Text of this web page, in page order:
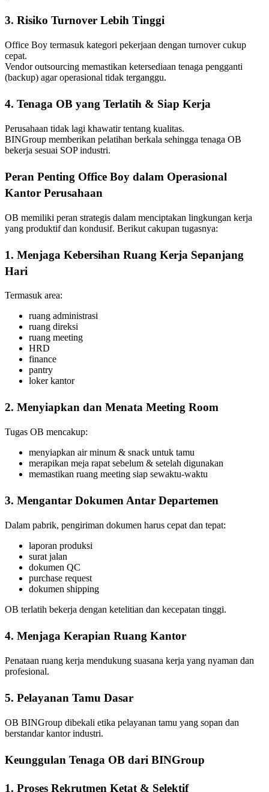
3. Risiko Turnover Lebih Tinggi
Office Boy termasuk kategori pekerjaan dengan turnover cukup
cepat.
Vendor outsourcing memastikan ketersediaan tenaga pengganti
(backup) agar operasional tidak terganggu.
4. Tenaga OB yang Terlatih & Siap Kerja
Perusahaan tidak lagi khawatir tentang kualitas.
BINGroup memberikan pelatihan berkala sehingga tenaga OB
bekerja sesuai SOP industri.
Peran Penting Office Boy dalam Operasional
Kantor Perusahaan
OB memiliki peran strategis dalam menciptakan lingkungan kerja
yang produktif dan kondusif. Berikut cakupan tugasnya:
1. Menjaga Kebersihan Ruang Kerja Sepanjang
Hari
Termasuk area:
ruang administrasi
ruang direksi
ruang meeting
HRD
finance
pantry
loker kantor
2. Menyiapkan dan Menata Meeting Room
Tugas OB mencakup:
menyiapkan air minum & snack untuk tamu
merapikan meja rapat sebelum & setelah digunakan
memastikan ruang meeting siap sewaktu-waktu
3. Mengantar Dokumen Antar Departemen
Dalam pabrik, pengiriman dokumen harus cepat dan tepat:
laporan produksi
surat jalan
dokumen QC
purchase request
dokumen shipping
OB terlatih bekerja dengan ketelitian dan kecepatan tinggi.
4. Menjaga Kerapian Ruang Kantor
Penataan ruang kerja mendukung suasana kerja yang nyaman dan
profesional.
5. Pelayanan Tamu Dasar
OB BINGroup dibekali etika pelayanan tamu yang sopan dan
berstandar kantor industri.
Keunggulan Tenaga OB dari BINGroup
1. Proses Rekrutmen Ketat & Selektif